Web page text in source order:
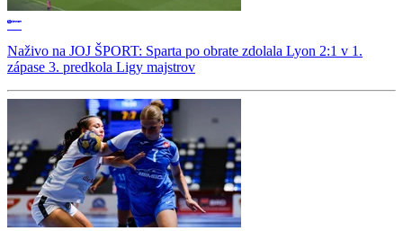
Naživo na JOJ ŠPORT: Sparta po obrate zdolala Lyon 2:1 v 1.
zápase 3. predkola Ligy majstrov